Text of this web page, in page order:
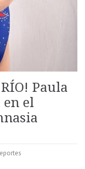
Paula
el